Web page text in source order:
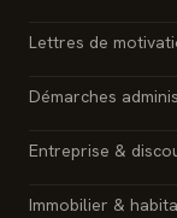
Lettres de
Démarches
Entreprise &
Immobilier &